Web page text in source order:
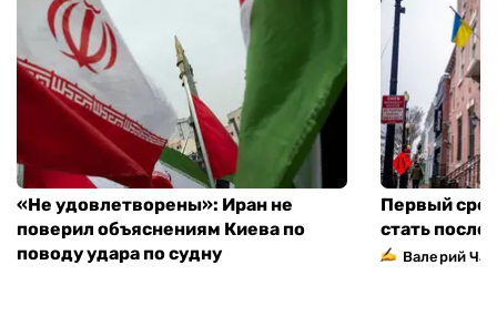
«Не удовлетворены»: Иран не
поверил объяснениям Киева по
поводу удара по судну
Первый
стать
Валерий